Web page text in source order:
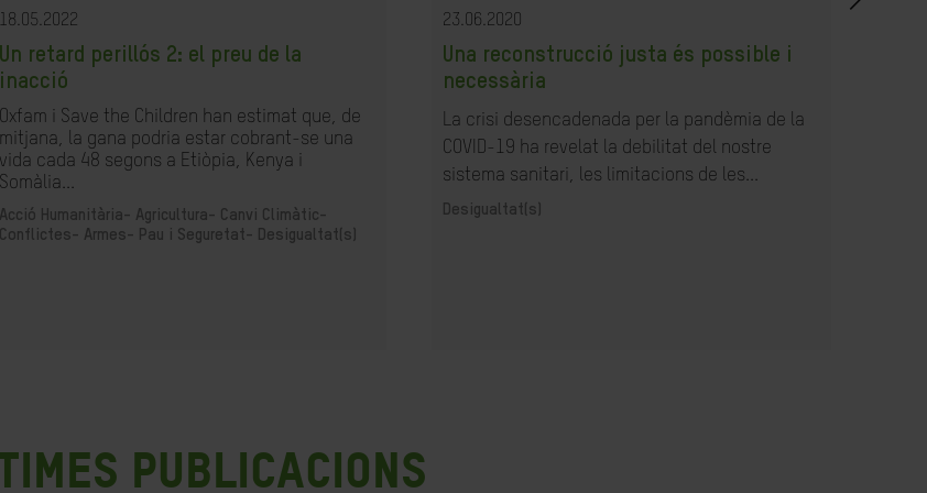
18.05.2022
Un retard perillós 2: el preu de la
inacció
Oxfam i Save the Children han estimat que, de
mitjana, la gana podria estar cobrant-se una
vida cada 48 segons a Etiòpia, Kenya i
Somàlia...
Acció Humanitària- Agricultura- Canvi Climàtic-
Conflictes- Armes- Pau i Seguretat- Desigualtat(s)
23.06.2020
Una reconstrucció justa és possible i
necessària
La crisi desencadenada per la pandèmia de la
COVID-19 ha revelat la debilitat del nostre
sistema sanitari, les limitacions de les...
Desigualtat(s)
publicacions